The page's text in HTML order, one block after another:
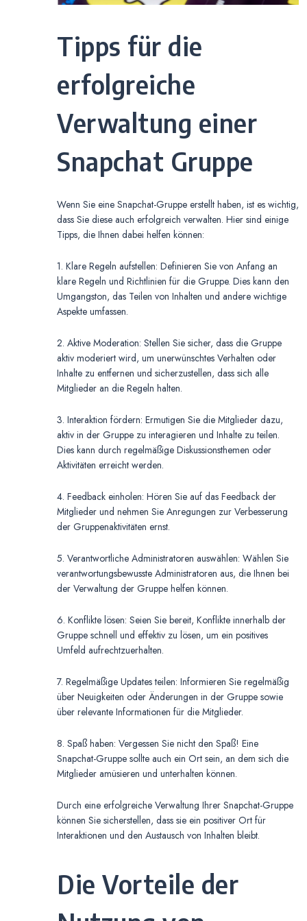
Tipps für die
erfolgreiche
Verwaltung einer
Snapchat Gruppe
Wenn Sie eine Snapchat-Gruppe erstellt haben, ist es wichtig,
dass Sie diese auch erfolgreich verwalten. Hier sind einige
Tipps, die Ihnen dabei helfen können:
1. Klare Regeln aufstellen: Definieren Sie von Anfang an
klare Regeln und Richtlinien für die Gruppe. Dies kann den
Umgangston, das Teilen von Inhalten und andere wichtige
Aspekte umfassen.
2. Aktive Moderation: Stellen Sie sicher, dass die Gruppe
aktiv moderiert wird, um unerwünschtes Verhalten oder
Inhalte zu entfernen und sicherzustellen, dass sich alle
Mitglieder an die Regeln halten.
3. Interaktion fördern: Ermutigen Sie die Mitglieder dazu,
aktiv in der Gruppe zu interagieren und Inhalte zu teilen.
Dies kann durch regelmäßige Diskussionsthemen oder
Aktivitäten erreicht werden.
4. Feedback einholen: Hören Sie auf das Feedback der
Mitglieder und nehmen Sie Anregungen zur Verbesserung
der Gruppenaktivitäten ernst.
5. Verantwortliche Administratoren auswählen: Wählen Sie
verantwortungsbewusste Administratoren aus, die Ihnen bei
der Verwaltung der Gruppe helfen können.
6. Konflikte lösen: Seien Sie bereit, Konflikte innerhalb der
Gruppe schnell und effektiv zu lösen, um ein positives
Umfeld aufrechtzuerhalten.
7. Regelmäßige Updates teilen: Informieren Sie regelmäßig
über Neuigkeiten oder Änderungen in der Gruppe sowie
über relevante Informationen für die Mitglieder.
8. Spaß haben: Vergessen Sie nicht den Spaß! Eine
Snapchat-Gruppe sollte auch ein Ort sein, an dem sich die
Mitglieder amüsieren und unterhalten können.
Durch eine erfolgreiche Verwaltung Ihrer Snapchat-Gruppe
können Sie sicherstellen, dass sie ein positiver Ort für
Interaktionen und den Austausch von Inhalten bleibt.
Die Vorteile der